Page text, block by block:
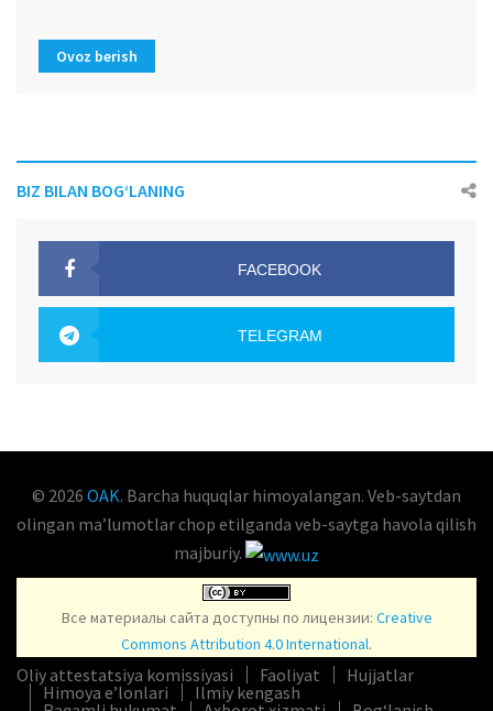
Ovoz berish
BIZ BILAN BOG‘LANING
FACEBOOK
TELEGRAM
© 2026 OAK. Barcha huquqlar himoyalangan. Veb-saytdan
olingan maʼlumotlar chop etilganda veb-saytga havola qilish
majburiy.
Все материалы сайта доступны по лицензии: Creative
Commons Attribution 4.0 International.
Oliy attestatsiya komissiyasi Faoliyat
Hujjatlar
Himoya e’lonlari
Ilmiy kengash